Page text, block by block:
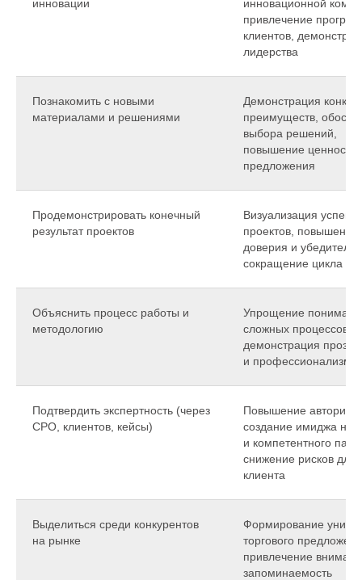
инновации
инновационной
привлечение
клиентов,
лидерства
Познакомить с новыми
материалами и решениями
Демонстрация
преимуществ,
выбора решений,
повышение ценности
предложения
Продемонстрировать конечный
результат проектов
Визуализация
проектов, повышение
доверия и
сокращение цикла
Объяснить процесс работы и
методологию
Упрощение
сложных процессов,
демонстрация
и профессионализма
Подтвердить экспертность (через
СРО, клиентов, кейсы)
Повышение
создание имиджа
и компетентного
снижение рисков для
клиента
Выделиться среди конкурентов
на рынке
Формирование
торгового
привлечение
запоминаемость